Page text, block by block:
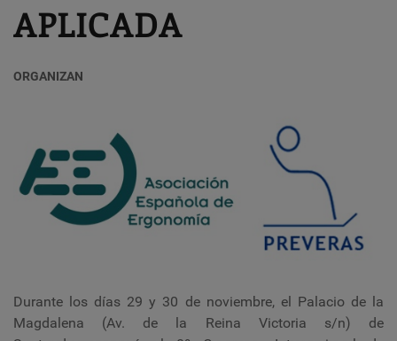
APLICADA
ORGANIZAN
Durante los días 29 y 30 de noviembre, el Palacio de la
Magdalena (Av. de la Reina Victoria s/n) de